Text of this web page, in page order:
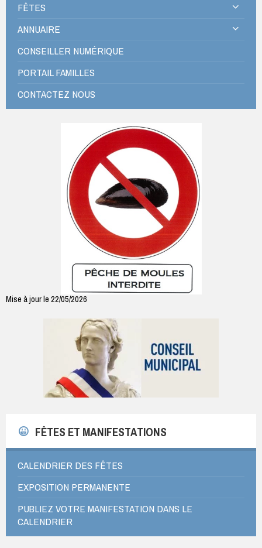
FÊTES
ANNUAIRE
CONSEILLER NUMÉRIQUE
PORTAIL FAMILLES
CONTACTEZ NOUS
Mise à jour le 22/05/2026
FÊTES ET MANIFESTATIONS
CALENDRIER DES FÊTES
EXPOSITION PERMANENTE
PUBLIEZ VOTRE MANIFESTATION DANS LE
CALENDRIER